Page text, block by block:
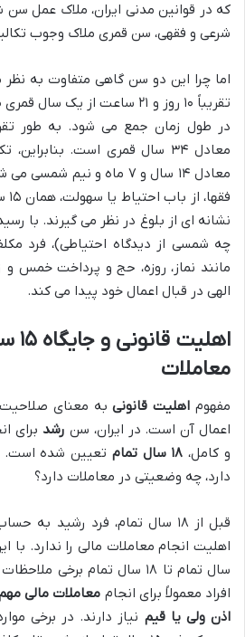
که در قوانین مدنی ایران، ملاک عمل
شرعی و فقهی، سن قمری ملاک وجوب
اما چرا این دو سن گاهی متفاوت به
تقریباً ۱۰ روز و ۲۱ ساعت از
معادل ۱۴ سال و ۷ ماه و نیم
نشانه ای از بلوغ در نظر می گیرند. با
چه شمسی از دیدگاه احتیاطی)، فرد
مانند نماز، روزه، حج و پرداخت خمس
الهی در قبال اعمال خود پیدا می کند.
معاملات
مفهوم اهلیت قانونیبه معنای صلاحیت
اعمال آن است. در ایران، سن رشدبرای
و کامل، ۱۸ سال تمام
دارد، چه وضعیتی در معاملات دارد؟
قبل از ۱۸ سال تمام، فرد رشید
سال تمام تا ۱۸ سال تمام برخی
افراد معمولاً برای انجام معاملات مالی
اذن ولی یا قیم نیاز دارند. در برخی